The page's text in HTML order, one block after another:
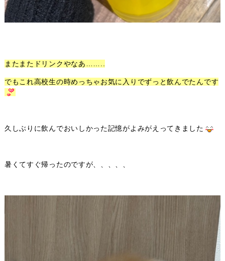
またまたドリンクやなあ……..
でもこれ高校生の時めっちゃお気に入りでずっと飲んでたんです
久しぶりに飲んでおいしかった記憶がよみがえってきました
暑くてすぐ帰ったのですが、、、、、